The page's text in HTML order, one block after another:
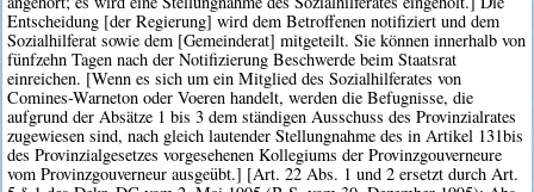
Entscheidung [der Regierung] wird dem Betroffenen notifiziert und dem
Sozialhilferat sowie dem [Gemeinderat] mitgeteilt. Sie können innerhalb von
fünfzehn Tagen nach der Notifizierung Beschwerde beim Staatsrat
einreichen. [Wenn es sich um ein Mitglied des Sozialhilferates von
Comines-Warneton oder Voeren handelt, werden die Befugnisse, die
aufgrund der Absätze 1 bis 3 dem ständigen Ausschuss des Provinzialrates
zugewiesen sind, nach gleich lautender Stellungnahme des in Artikel 131bis
des Provinzialgesetzes vorgesehenen Kollegiums der Provinzgouverneure
vom Provinzgouverneur ausgeübt.] [Art. 22 Abs. 1 und 2 ersetzt durch Art.